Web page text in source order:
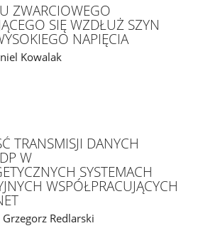
ZWARCIOWEGO
SIĘ WZDŁUŻ SZYN
NAPIĘCIA
Kowalak
TRANSMISJI DANYCH
W
SYSTEMACH
WSPÓŁPRACUJĄCYCH
Redlarski